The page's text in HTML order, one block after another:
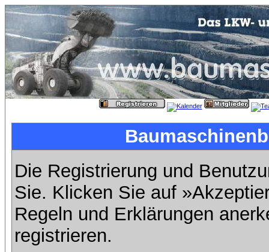
Die Registrierung und
Sie. Klicken Sie auf
Regeln und Erklärungen
registrieren.